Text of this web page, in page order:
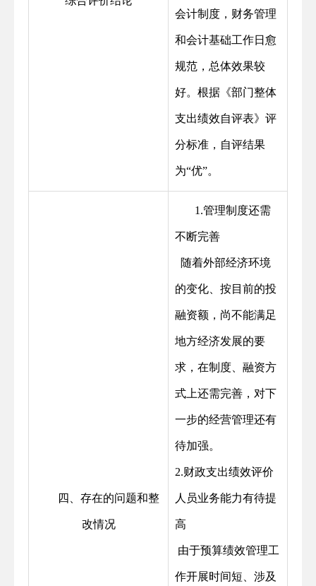
会计制度，财务管理
和会计基础工作日愈
规范，总体效果较
好。根据《部门整体
支出绩效自评表》评
分标准，自评结果
为“优”。
四、存在的问题和整
改情况
1.管理制度还需
不断完善
随着外部经济环境
的变化、按目前的投
融资额，尚不能满足
地方经济发展的要
求，在制度、融资方
式上还需完善，对下
一步的经营管理还有
待加强。
2.财政支出绩效评价
人员业务能力有待提
高
由于预算绩效管理工
作开展时间短、涉及